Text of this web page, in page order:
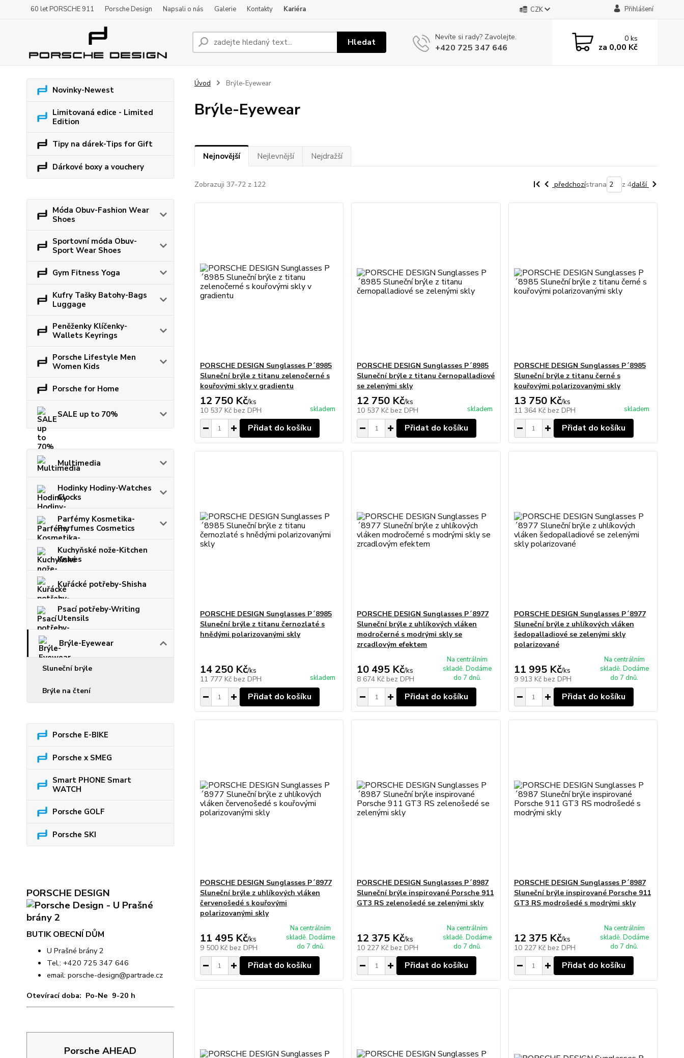
60 let PORSCHE 911 Porsche Design Napsali o nás Galerie Kontakty Kariéra CZK Přihlášení
Hledat Nevíte si rady? Zavolejte.
+420 725 347 646
0ks
za 0,00 Kč
Novinky-Newest
Limitovaná edice - Limited
Edition
Tipy na dárek-Tips for Gift
Dárkové boxy a vouchery
Móda Obuv-Fashion Wear
Shoes
Sportovní móda Obuv-
Sport Wear Shoes
Gym Fitness Yoga
Kufry Tašky Batohy-Bags
Luggage
Peněženky Klíčenky-
Wallets Keyrings
Porsche Lifestyle Men
Women Kids
Porsche for Home
SALE up to 70%
Multimedia
Hodinky Hodiny-Watches
Clocks
Parfémy Kosmetika-
Perfumes Cosmetics
Kuchyňské nože-Kitchen
Knives
Kuřácké potřeby-Shisha
Psací potřeby-Writing
Utensils
Brýle-Eyewear
Sluneční brýle
Brýle na čtení
Porsche E-BIKE
Porsche x SMEG
Smart PHONE Smart
WATCH
Porsche GOLF
Porsche SKI
PORSCHE DESIGN
BUTIK OBECNÍ DŮM
U Prašné brány 2
Tel.: +420 725 347 646
email: porsche-design@partrade.cz
Otevírací doba: Po-Ne 9-20 h
Porsche AHEAD
Úvod Brýle-Eyewear
Brýle-Eyewear
Nejnovější Nejlevnější Nejdražší
Zobrazuji 37-72 z 122 předchozístrana z 4další
PORSCHE DESIGN Sunglasses P´8985
Sluneční brýle z titanu zelenočerné s
kouřovými skly v gradientu
12 750 Kč/ks
10 537 Kč bez DPH skladem
Přidat do košíku
PORSCHE DESIGN Sunglasses P´8985
Sluneční brýle z titanu černopalladiové
se zelenými skly
12 750 Kč/ks
10 537 Kč bez DPH skladem
Přidat do košíku
PORSCHE DESIGN Sunglasses P´8985
Sluneční brýle z titanu černé s
kouřovými polarizovanými skly
13 750 Kč/ks
11 364 Kč bez DPH skladem
Přidat do košíku
PORSCHE DESIGN Sunglasses P´8985
Sluneční brýle z titanu černozlaté s
hnědými polarizovanými skly
14 250 Kč/ks
11 777 Kč bez DPH skladem
Přidat do košíku
PORSCHE DESIGN Sunglasses P´8977
Sluneční brýle z uhlíkových vláken
modročerné s modrými skly se
zrcadlovým efektem
10 495 Kč/ks
8 674 Kč bez DPH
Na centrálním
skladě. Dodáme
do 7 dnů.
Přidat do košíku
PORSCHE DESIGN Sunglasses P´8977
Sluneční brýle z uhlíkových vláken
šedopalladiové se zelenými skly
polarizované
11 995 Kč/ks
9 913 Kč bez DPH
Na centrálním
skladě. Dodáme
do 7 dnů.
Přidat do košíku
PORSCHE DESIGN Sunglasses P´8977
Sluneční brýle z uhlíkových vláken
červenošedé s kouřovými
polarizovanými skly
11 495 Kč/ks
9 500 Kč bez DPH
Na centrálním
skladě. Dodáme
do 7 dnů.
Přidat do košíku
PORSCHE DESIGN Sunglasses P´8987
Sluneční brýle inspirované Porsche 911
GT3 RS zelenošedé se zelenými skly
12 375 Kč/ks
10 227 Kč bez DPH
Na centrálním
skladě. Dodáme
do 7 dnů.
Přidat do košíku
PORSCHE DESIGN Sunglasses P´8987
Sluneční brýle inspirované Porsche 911
GT3 RS modrošedé s modrými skly
12 375 Kč/ks
10 227 Kč bez DPH
Na centrálním
skladě. Dodáme
do 7 dnů.
Přidat do košíku